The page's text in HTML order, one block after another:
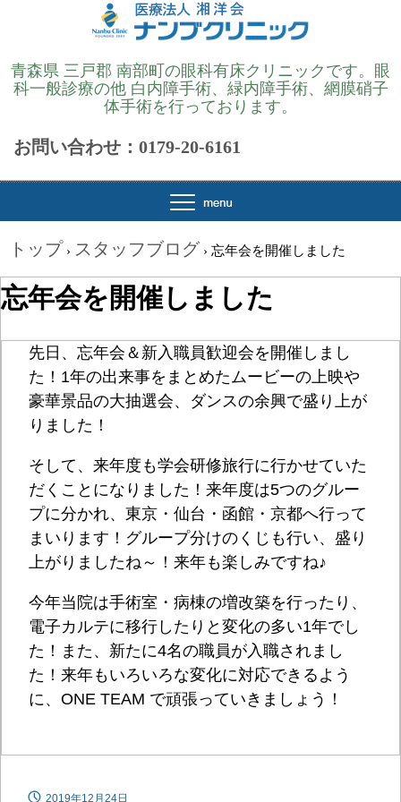
青森県 三戸郡 南部町の眼科有床クリニックです。眼
科一般診療の他 白内障手術、緑内障手術、網膜硝子
体手術を行っております。
お問い合わせ：0179-20-6161
トップ › スタッフブログ › 忘年会を開催しました
忘年会を開催しました
先日、忘年会＆新入職員歓迎会を開催しまし
た！1年の出来事をまとめたムービーの上映や
豪華景品の大抽選会、ダンスの余興で盛り上が
りました！
そして、来年度も学会研修旅行に行かせていた
だくことになりました！来年度は5つのグルー
プに分かれ、東京・仙台・函館・京都へ行って
まいります！グループ分けのくじも行い、盛り
上がりましたね～！来年も楽しみですね♪
今年当院は手術室・病棟の増改築を行ったり、
電子カルテに移行したりと変化の多い1年でし
た！また、新たに4名の職員が入職されまし
た！来年もいろいろな変化に対応できるよう
に、ONE TEAM で頑張っていきましょう！
2019年12月24日